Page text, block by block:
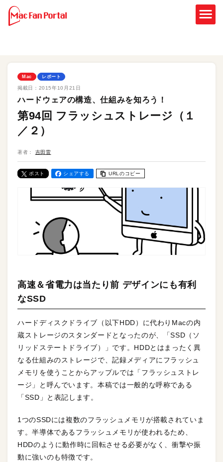
Mac レポート
掲載日： 2015年10月21日
ハードウェアの構造、仕組みを知ろう！
第94回 フラッシュストレージ（１
／２）
著者： 吉田雷
ポスト シェアする URLのコピー
高速＆省電力は当たり前 デザインにも有利
なSSD
ハードディスクドライブ（以下HDD）に代わりMacの内
蔵ストレージのスタンダードとなったのが、「SSD（ソ
リッドステートドライブ）」です。HDDとはまったく異
なる仕組みのストレージで、記録メディアにフラッシュ
メモリを使うことからアップルでは「フラッシュストレ
ージ」と呼んでいます。本稿では一般的な呼称である
「SSD」と表記します。
1つのSSDには複数のフラッシュメモリが搭載されていま
す。半導体であるフラッシュメモリが使われるため、
HDDのように動作時に回転させる必要がなく、衝撃や振
動に強いのも特徴です。